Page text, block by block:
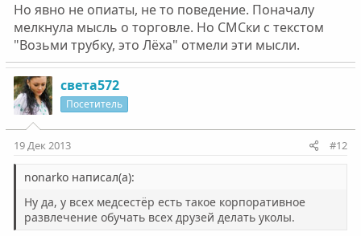
Но явно не опиаты, не то поведение. Поначалу
мелкнула мысль о торговле. Но СМСки с текстом
"Возьми трубку, это Лёха" отмели эти мысли.
света572
Посетитель
19 Дек 2013 #12
nonarko написал(а):
Ну да, у всех медсестёр есть такое корпоративное
развлечение обучать всех друзей делать уколы.